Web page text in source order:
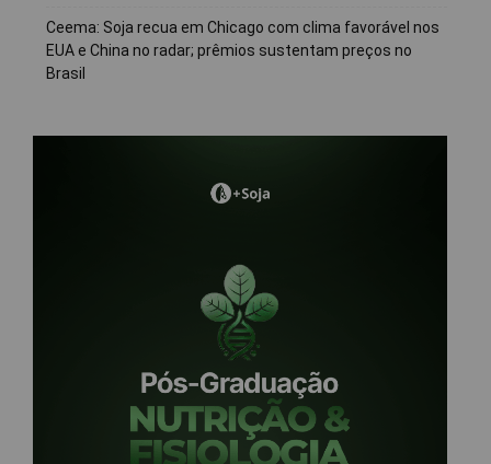
Ceema: Soja recua em Chicago com clima favorável nos
EUA e China no radar; prêmios sustentam preços no
Brasil